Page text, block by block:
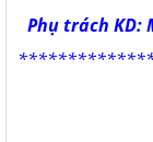
Phụ trách KD: